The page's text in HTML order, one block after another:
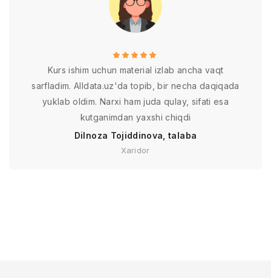
Kurs ishim uchun material izlab ancha vaqt
sarfladim. Alldata.uz'da topib, bir necha daqiqada
yuklab oldim. Narxi ham juda qulay, sifati esa
kutganimdan yaxshi chiqdi
Dilnoza Tojiddinova, talaba
Xaridor